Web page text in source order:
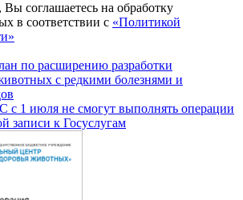
соглашаетесь на обработку
в соответствии с «Политикой
по расширению разработки
с редкими болезнями и
с 1 июля не смогут выполнять операции
записи к Госуслугам